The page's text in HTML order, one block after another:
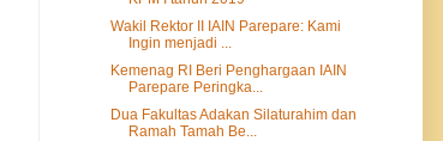
Wakil Rektor II IAIN Parepare: Kami
Ingin menjadi ...
Kemenag RI Beri Penghargaan IAIN
Parepare Peringka...
Dua Fakultas Adakan Silaturahim dan
Ramah Tamah Be...